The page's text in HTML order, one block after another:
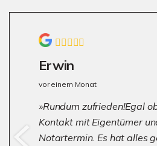
Erwin
vor einem Monat
Rundum zufrieden!Egal
Kontakt mit Eigentümer
Notartermin. Es hat alles